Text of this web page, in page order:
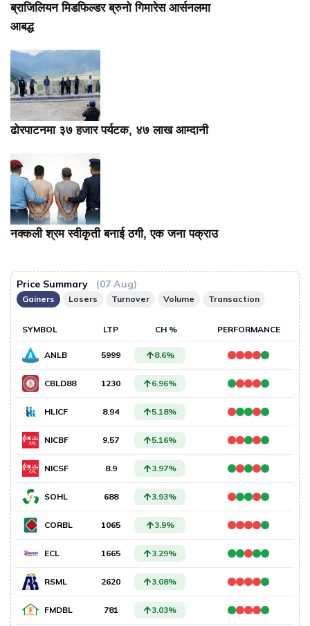
ब्राजिलियन मिडफिल्डर ब्रुनो गिमारेस आर्सनलमा
आबद्ध
ढोरपाटनमा ३७ हजार पर्यटक, ४७ लाख आम्दानी
नक्कली श्रम स्वीकृती बनाई ठगी, एक जना पक्राउ